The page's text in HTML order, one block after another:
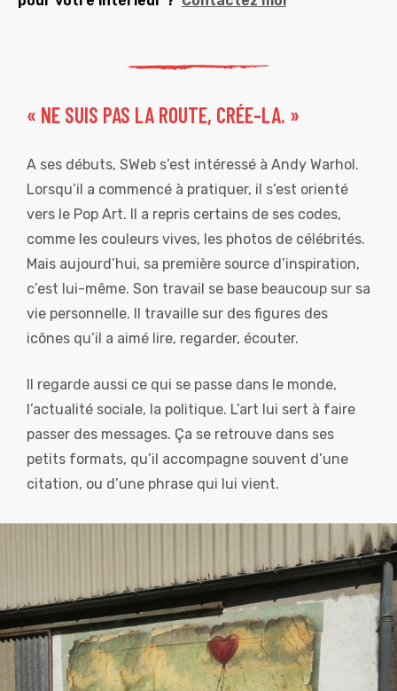
« NE SUIS PAS LA ROUTE, CRÉE-LA. »
A ses débuts, SWeb s’est intéressé à Andy Warhol.
Lorsqu’il a commencé à pratiquer, il s’est orienté
vers le Pop Art. Il a repris certains de ses codes,
comme les couleurs vives, les photos de célébrités.
Mais aujourd’hui, sa première source d’inspiration,
c’est lui-même. Son travail se base beaucoup sur sa
vie personnelle. Il travaille sur des figures des
icônes qu’il a aimé lire, regarder, écouter.
Il regarde aussi ce qui se passe dans le monde,
l’actualité sociale, la politique. L’art lui sert à faire
passer des messages. Ça se retrouve dans ses
petits formats, qu’il accompagne souvent d’une
citation, ou d’une phrase qui lui vient.